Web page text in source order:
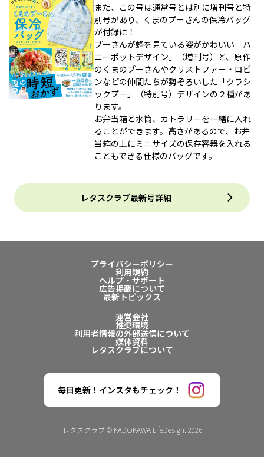
また、この号は通常号とは別に増刊号と特
別号があり、くまのプーさんの保冷バッグ
が付録に！
プーさんが蜂を見ている姿がかわいい「ハ
ニーポットデザイン」（増刊号）と、原作
のくまのプーさんやクリストファー・ロビ
ンなどの仲間たちが勢ぞろいした「クラシ
ックプー」（特別号）デザインの２種があ
ります。
お弁当箱と水筒、カトラリーを一緒に入れ
ることができます。高さがあるので、お弁
当箱の上にミニサイズの保存容器を入れる
こともできる仕様のバッグです。
レタスクラブ最新号詳細
プライバシーポリシー
利用規約
ヘルプ・サポート
広告掲載について
最新トピックス
運営会社
推奨環境
利用者情報の外部送信について
媒体資料
レタスクラブについて
毎日更新！インスタもチェック！
レタスクラブ © KADOKAWA LifeDesign. 2026